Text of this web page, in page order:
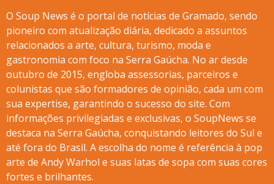
O Soup News é o portal de notícias de Gramado, sendo
pioneiro com atualização diária, dedicado a assuntos
relacionados a arte, cultura, turismo, moda e
gastronomia com foco na Serra Gaúcha. No ar desde
outubro de 2015, engloba assessorias, parceiros e
colunistas que são formadores de opinião, cada um com
sua expertise, garantindo o sucesso do site. Com
informações privilegiadas e exclusivas, o SoupNews se
destaca na Serra Gaúcha, conquistando leitores do Sul e
até fora do Brasil. A escolha do nome é referência à pop
arte de Andy Warhol e suas latas de sopa com suas cores
fortes e brilhantes.